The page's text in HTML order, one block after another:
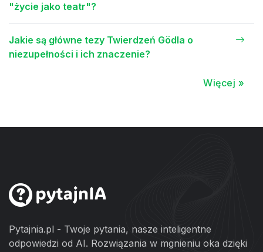
"życie jako teatr"?
Jakie są główne tezy Twierdzeń Gödla o
niezupełności i ich znaczenie?
Więcej »
Pytajnia.pl - Twoje pytania, nasze inteligentne
odpowiedzi od AI. Rozwiązania w mgnieniu oka dzięki